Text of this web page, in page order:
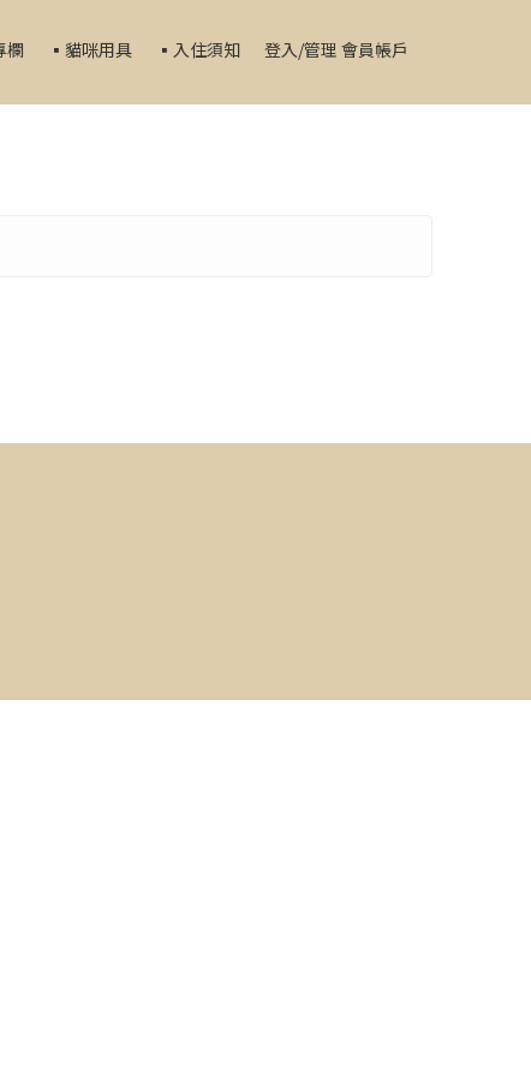
欄 ▪️貓咪用具 ▪️入住須知 登入/管理 會員帳戶